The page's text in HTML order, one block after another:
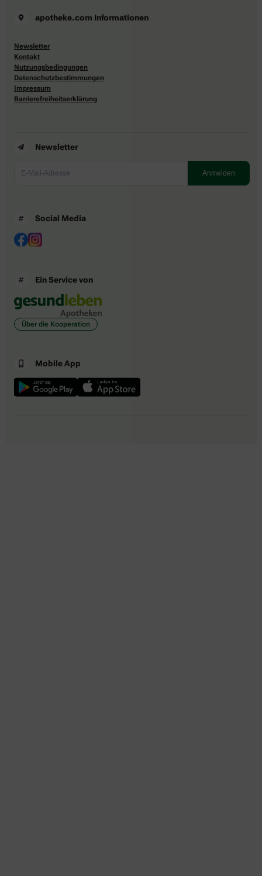
apotheke.com Informationen
Newsletter
Kontakt
Nutzungsbedingungen
Datenschutzbestimmungen
Impressum
Barrierefreiheitserklärung
Newsletter
Social Media
Ein Service von
Über die Kooperation
Mobile App